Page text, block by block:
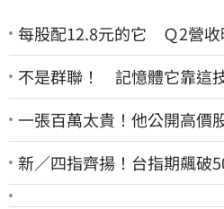
每股配12.8元的它 Ｑ2營收
不是群聯！ 記憶體它靠這
一張百萬太貴！他公開高價
新／四指齊揚！台指期飆破